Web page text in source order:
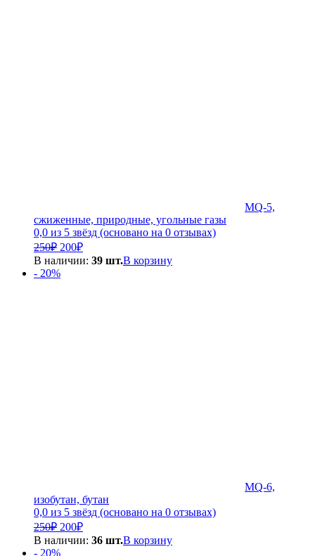
MQ-5,
сжиженные, природные, угольные газы
0,0 из 5 звёзд (основано на 0 отзывах)
250₽ Первоначальная
цена
200₽Текущая
цена:
В наличии: 39 шт.В корзину
- 20%
MQ-6,
изобутан, бутан
0,0 из 5 звёзд (основано на 0 отзывах)
250₽ Первоначальная
цена
200₽Текущая
цена:
В наличии: 36 шт.В корзину
- 20%